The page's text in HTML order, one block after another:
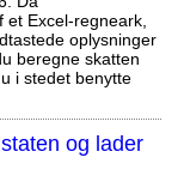
Excel-regneark,
oplysninger
beregne skatten
i stedet benytte
og lader